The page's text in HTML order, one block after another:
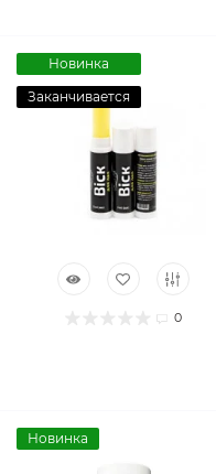
Новинка
Заканчивается
0
Новинка